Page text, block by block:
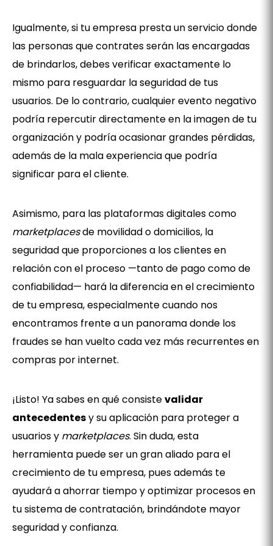
Igualmente, si tu empresa presta un servicio donde
las personas que contrates serán las encargadas
de brindarlos, debes verificar exactamente lo
mismo para resguardar la seguridad de tus
usuarios. De lo contrario, cualquier evento negativo
podría repercutir directamente en la imagen de tu
organización y podría ocasionar grandes pérdidas,
además de la mala experiencia que podría
significar para el cliente.
Asimismo, para las plataformas digitales como
marketplacesde movilidad o domicilios, la
seguridad que proporciones a los clientes en
relación con el proceso —tanto de pago como de
confiabilidad— hará la diferencia en el crecimiento
de tu empresa, especialmente cuando nos
encontramos frente a un panorama donde los
fraudes se han vuelto cada vez más recurrentes en
compras por internet.
¡Listo! Ya sabes en qué consistevalidar
antecedentesy su aplicación para proteger a
usuarios y marketplaces. Sin duda, esta
herramienta puede ser un gran aliado para el
crecimiento de tu empresa, pues además te
ayudará a ahorrar tiempo y optimizar procesos en
tu sistema de contratación, brindándote mayor
seguridad y confianza.